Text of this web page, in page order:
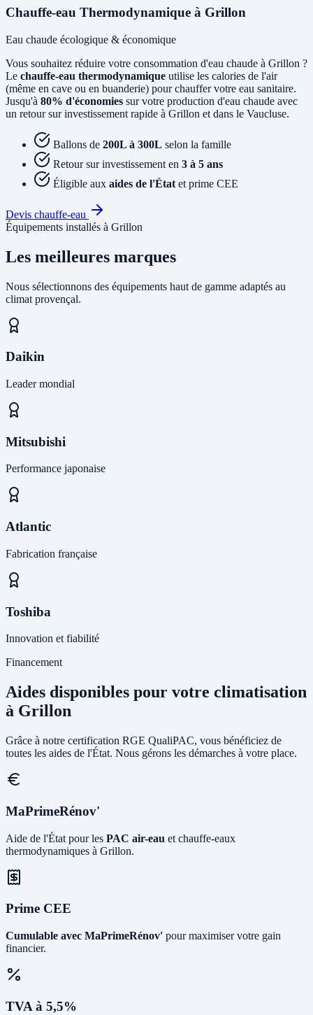
Chauffe-eau Thermodynamique à Grillon
Eau chaude écologique & économique
Vous souhaitez réduire votre consommation d'eau chaude à Grillon ?
Le chauffe-eau thermodynamique utilise les calories de l'air
(même en cave ou en buanderie) pour chauffer votre eau sanitaire.
Jusqu'à 80% d'économies sur votre production d'eau chaude avec
un retour sur investissement rapide à Grillon et dans le Vaucluse.
Ballons de 200L à 300L selon la famille
Retour sur investissement en 3 à 5 ans
Éligible aux aides de l'État et prime CEE
Devis chauffe-eau
Équipements installés à Grillon
Les meilleures marques
Nous sélectionnons des équipements haut de gamme adaptés au
climat provençal.
Daikin
Leader mondial
Mitsubishi
Performance japonaise
Atlantic
Fabrication française
Toshiba
Innovation et fiabilité
Financement
Aides disponibles pour votre climatisation
à Grillon
Grâce à notre certification RGE QualiPAC, vous bénéficiez de
toutes les aides de l'État. Nous gérons les démarches à votre place.
MaPrimeRénov'
Aide de l'État pour les PAC air-eau et chauffe-eaux
thermodynamiques à Grillon.
Prime CEE
Cumulable avec MaPrimeRénov' pour maximiser votre gain
financier.
TVA à 5,5%